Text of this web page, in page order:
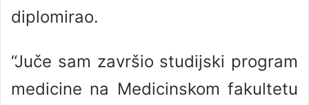
diplomirao.
“Juče sam završio studijski program
medicine na Medicinskom fakultetu